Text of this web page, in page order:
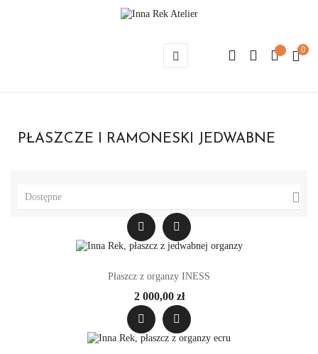
Toggle
navigation
☰ 0
PŁASZCZE I RAMONESKI JEDWABNE
Dostępne 
Płaszcz z organzy INESS
2 000,00 zł